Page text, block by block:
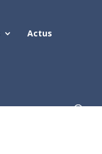
Actus